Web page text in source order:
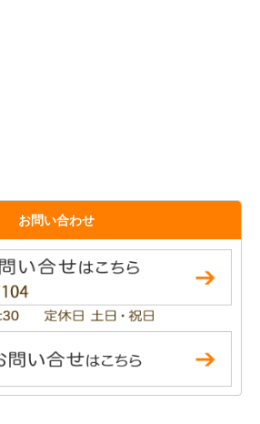
お問い合わせ